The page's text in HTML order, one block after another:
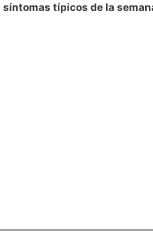
síntomas típicos de la